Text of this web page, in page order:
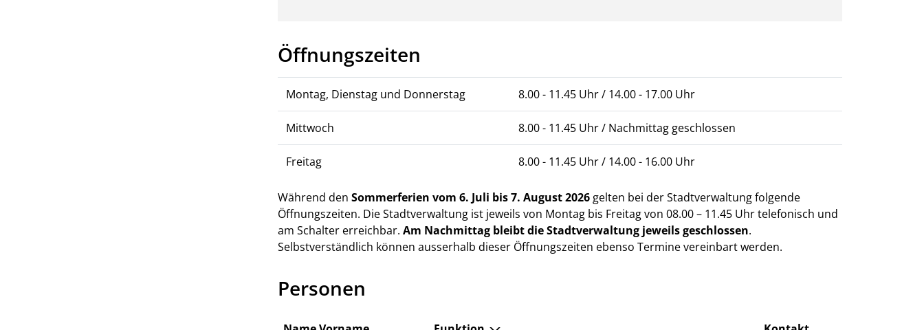
Öffnungszeiten
Montag, Dienstag und Donnerstag 8.00 - 11.45 Uhr / 14.00 - 17.00 Uhr
Mittwoch 8.00 - 11.45 Uhr / Nachmittag geschlossen
Freitag 8.00 - 11.45 Uhr / 14.00 - 16.00 Uhr
Während den Sommerferien vom 6. Juli bis 7. August 2026 gelten bei der Stadtverwaltung folgende
Öffnungszeiten. Die Stadtverwaltung ist jeweils von Montag bis Freitag von 08.00 – 11.45 Uhr telefonisch und
am Schalter erreichbar. Am Nachmittag bleibt die Stadtverwaltung jeweils geschlossen.
Selbstverständlich können ausserhalb dieser Öffnungszeiten ebenso Termine vereinbart werden.
Personen